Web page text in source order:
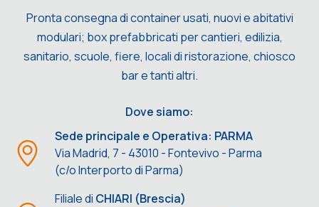
Pronta consegna di container usati, nuovi e abitativi
modulari; box prefabbricati per cantieri, edilizia,
sanitario, scuole, fiere, locali di ristorazione, chiosco
bar e tanti altri.
Dove siamo:
Sede principale e Operativa: PARMA
Via Madrid, 7 - 43010 - Fontevivo - Parma
(c/o Interporto di Parma)
Filiale di CHIARI (Brescia)